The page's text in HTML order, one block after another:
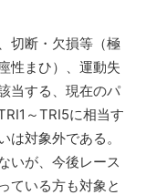
切断・欠損等（極
性まひ）、運動失
当する、現在のパ
～TRI5に相当す
は対象外である。
いが、今後レース
ている方も対象と